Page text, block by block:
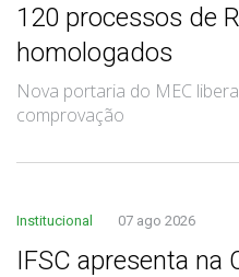
120 processos de
homologados
Nova portaria do MEC
comprovação
Institucional 07 ago 2026
IFSC apresenta na